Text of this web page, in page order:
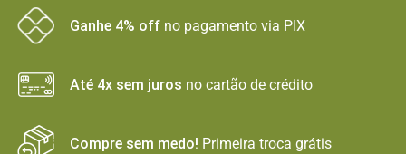
Ganhe 4% off no pagamento via PIX
Até 4x sem juros no cartão de crédito
Compre sem medo! Primeira troca grátis